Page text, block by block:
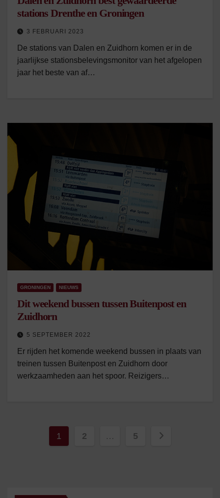
stations Drenthe en Groningen
3 FEBRUARI 2023
De stations van Dalen en Zuidhorn komen er in de
jaarlijkse stationsbelevingsmonitor van het afgelopen
jaar het beste van af…
GRONINGEN NIEUWS
Dit weekend bussen tussen Buitenpost en
Zuidhorn
5 SEPTEMBER 2022
Er rijden het komende weekend bussen in plaats van
treinen tussen Buitenpost en Zuidhorn door
werkzaamheden aan het spoor. Reizigers…
Berichten
1 2 … 5